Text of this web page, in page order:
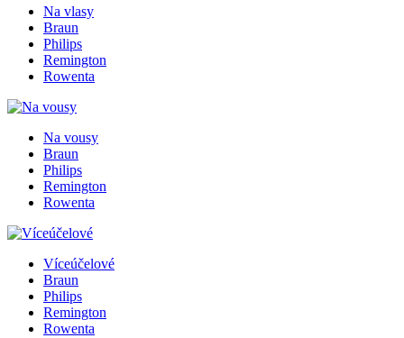
Na vlasy
Braun
Philips
Remington
Rowenta
Na vousy
Braun
Philips
Remington
Rowenta
Víceúčelové
Braun
Philips
Remington
Rowenta